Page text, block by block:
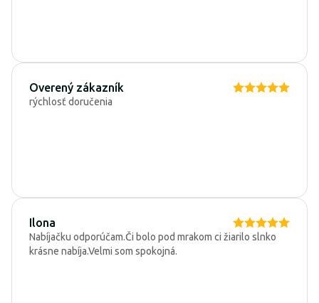
Overený zákazník
rýchlosť doručenia
Ilona
Nabíjačku odporúčam.Či bolo pod mrakom ci žiarilo slnko
krásne nabíja.Velmi som spokojná.